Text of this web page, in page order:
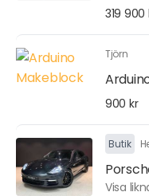
319 900
Tjörn
900 kr
Butik
Visa